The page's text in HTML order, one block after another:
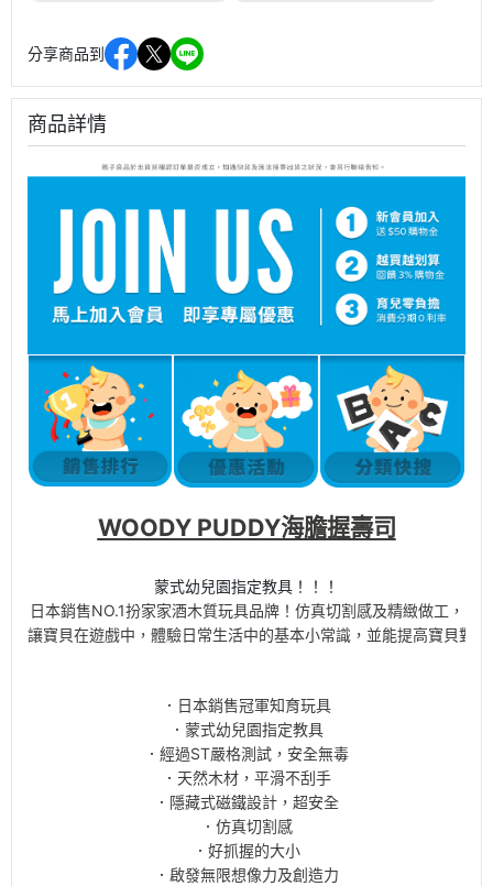
分享商品到
商品詳情
WOODY PUDDY海膽握壽司
蒙式幼兒園指定教具！！！
日本銷售NO.1扮家家酒木質玩具品牌！仿真切割感及精緻做工，
讓寶貝在遊戲中，體驗日常生活中的基本小常識，並能提高寶貝對
．日本銷售冠軍知育玩具
．蒙式幼兒園指定教具
．經過ST嚴格測試，安全無毒
．天然木材，平滑不刮手
．隱藏式磁鐵設計，超安全
．仿真切割感
．好抓握的大小
．啟發無限想像力及創造力